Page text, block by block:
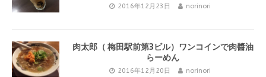
2016年12月23日 norinori
肉太郎（ 梅田駅前第3ビル）ワンコインで肉醬油
らーめん
2016年12月20日 norinori